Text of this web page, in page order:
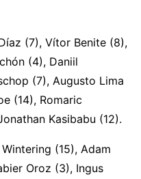
(7), Vítor Benite (8),
(4), Daniil
(7), Augusto Lima
(14), Romaric
Kasibabu (12).
(15), Adam
Oroz (3), Ingus